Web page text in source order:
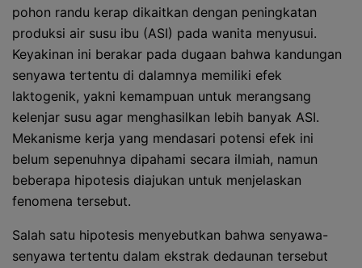
pohon randu kerap dikaitkan dengan peningkatan
produksi air susu ibu (ASI) pada wanita menyusui.
Keyakinan ini berakar pada dugaan bahwa kandungan
senyawa tertentu di dalamnya memiliki efek
laktogenik, yakni kemampuan untuk merangsang
kelenjar susu agar menghasilkan lebih banyak ASI.
Mekanisme kerja yang mendasari potensi efek ini
belum sepenuhnya dipahami secara ilmiah, namun
beberapa hipotesis diajukan untuk menjelaskan
fenomena tersebut.
Salah satu hipotesis menyebutkan bahwa senyawa-
senyawa tertentu dalam ekstrak dedaunan tersebut